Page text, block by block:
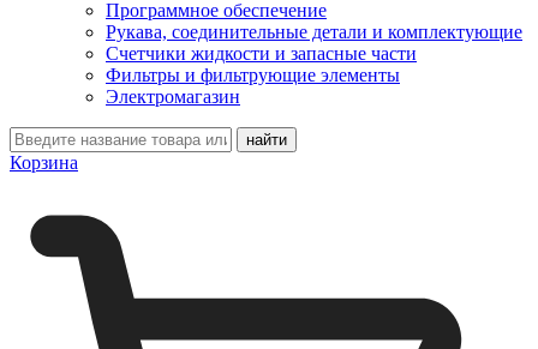
Программное обеспечение
Рукава, соединительные детали и комплектующие
Счетчики жидкости и запасные части
Фильтры и фильтрующие элементы
Электромагазин
Корзина